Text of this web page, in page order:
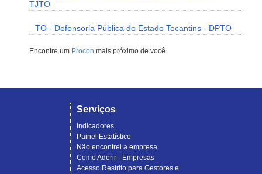
TJTO
TO - Defensoria Pública do Estado Tocantins - DPTO
Encontre um Procon mais próximo de você.
Serviços
Indicadores
Painel Estatístico
Não encontrei a empresa
Como Aderir - Empresas
Acesso Restrito para Gestores e